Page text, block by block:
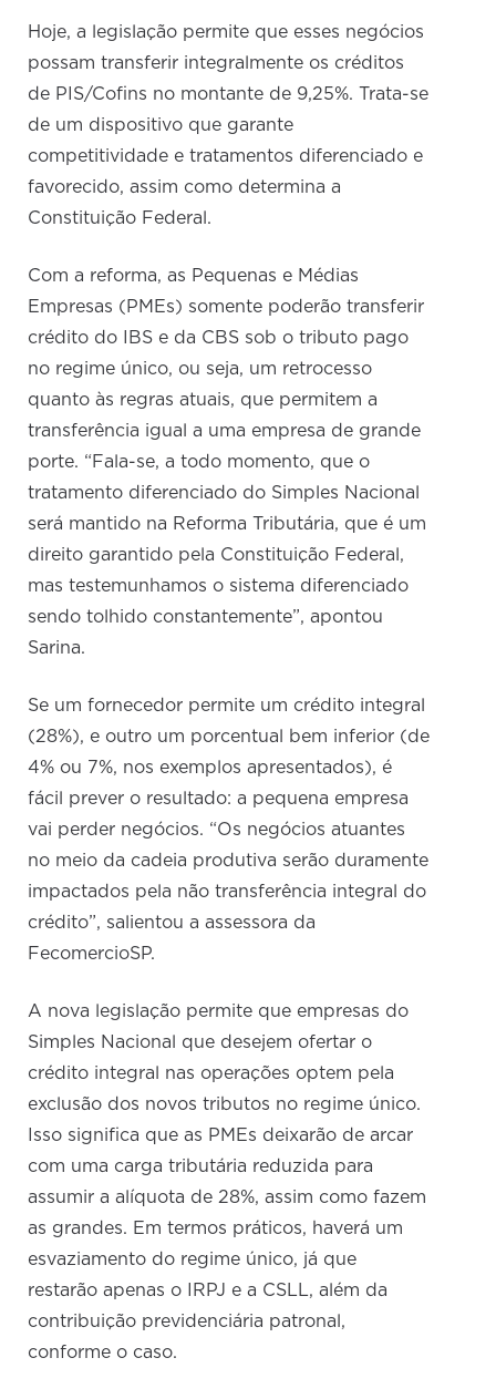
Hoje, a legislação permite que esses negócios
possam transferir integralmente os créditos
de PIS/Cofins no montante de 9,25%. Trata-se
de um dispositivo que garante
competitividade e tratamentos diferenciado e
favorecido, assim como determina a
Constituição Federal.
Com a reforma, as Pequenas e Médias
Empresas (PMEs) somente poderão transferir
crédito do IBS e da CBS sob o tributo pago
no regime único, ou seja, um retrocesso
quanto às regras atuais, que permitem a
transferência igual a uma empresa de grande
porte. “Fala-se, a todo momento, que o
tratamento diferenciado do Simples Nacional
será mantido na Reforma Tributária, que é um
direito garantido pela Constituição Federal,
mas testemunhamos o sistema diferenciado
sendo tolhido constantemente”, apontou
Sarina.
Se um fornecedor permite um crédito integral
(28%), e outro um porcentual bem inferior (de
4% ou 7%, nos exemplos apresentados), é
fácil prever o resultado: a pequena empresa
vai perder negócios. “Os negócios atuantes
no meio da cadeia produtiva serão duramente
impactados pela não transferência integral do
crédito”, salientou a assessora da
FecomercioSP.
A nova legislação permite que empresas do
Simples Nacional que desejem ofertar o
crédito integral nas operações optem pela
exclusão dos novos tributos no regime único.
Isso significa que as PMEs deixarão de arcar
com uma carga tributária reduzida para
assumir a alíquota de 28%, assim como fazem
as grandes. Em termos práticos, haverá um
esvaziamento do regime único, já que
restarão apenas o IRPJ e a CSLL, além da
contribuição previdenciária patronal,
conforme o caso.